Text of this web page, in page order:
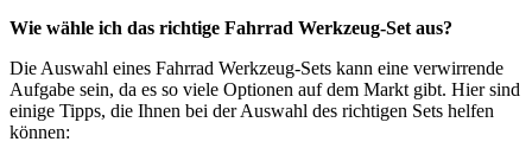
Wie wähle ich das richtige Fahrrad Werkzeug-Set aus?
Die Auswahl eines Fahrrad Werkzeug-Sets kann eine verwirrende
Aufgabe sein, da es so viele Optionen auf dem Markt gibt. Hier sind
einige Tipps, die Ihnen bei der Auswahl des richtigen Sets helfen
können: